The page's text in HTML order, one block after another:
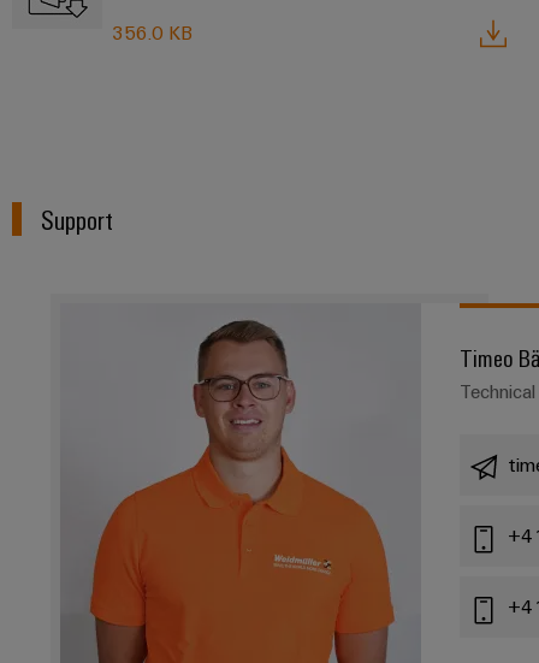
356.0 KB
Support
Timeo